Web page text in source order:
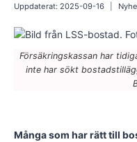
Uppdaterat: 2025-09-16
Försäkringskassan har
inte har sökt
Många som har rätt till